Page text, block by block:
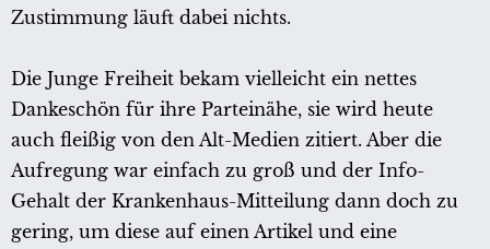
Zustimmung läuft dabei nichts.
Die Junge Freiheit bekam vielleicht ein nettes
Dankeschön für ihre Parteinähe, sie wird heute
auch fleißig von den Alt-Medien zitiert. Aber die
Aufregung war einfach zu groß und der Info-
Gehalt der Krankenhaus-Mitteilung dann doch zu
gering, um diese auf einen Artikel und eine